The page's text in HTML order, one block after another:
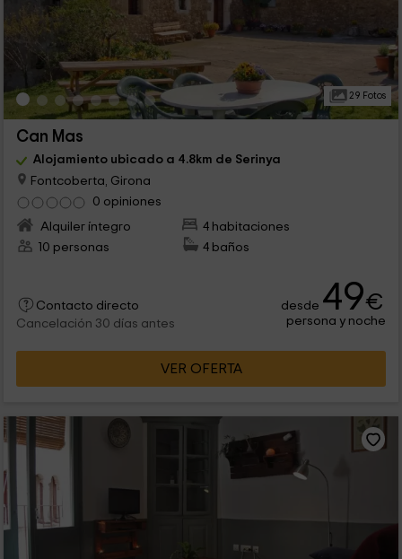
29 Fotos
Can Mas
Alojamiento ubicado a 4.8km de Serinya
Fontcoberta, Girona
0 opiniones
Alquiler íntegro
4 habitaciones
10 personas
4 baños
Contacto directo
Cancelación 30 días antes
desde 49€
persona y noche
VER OFERTA